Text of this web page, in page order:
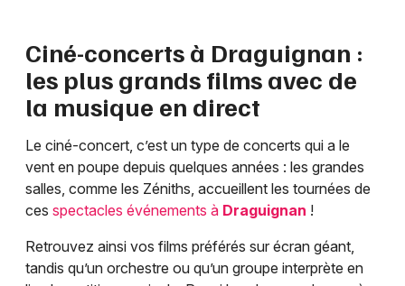
Ciné-concerts à Draguignan :
les plus grands films avec de
la musique en direct
Le ciné-concert, c’est un type de concerts qui a le
vent en poupe depuis quelques années : les grandes
salles, comme les Zéniths, accueillent les tournées de
ces spectacles événements à Draguignan !
Retrouvez ainsi vos films préférés sur écran géant,
tandis qu’un orchestre ou qu’un groupe interprète en